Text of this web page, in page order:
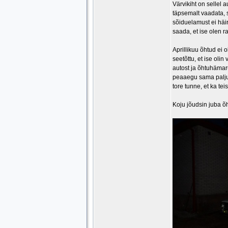
Värvikiht on sellel
täpsemalt vaadata,
sõiduelamust ei
saada, et ise olen
Aprillikuu õhtud ei
seetõttu, et ise olin
autost ja
peaaegu sama
tore tunne, et ka
Koju jõudsin juba